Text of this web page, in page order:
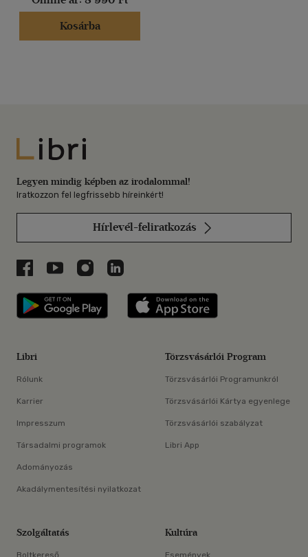
Kosárba
Libri
Legyen mindig képben az irodalommal!
Iratkozzon fel legfrissebb híreinkért!
Hírlevél-feliratkozás
Libri a Facebookon
Libri a Youtube-on
Libri az Instagramon
Libri a LinkedInen
Libri applikáció Szerezd meg: Google
Libri
Rólunk
Karrier
Impresszum
Társadalmi programok
Adományozás
Akadálymentesítési nyilatkozat
Törzsvásárlói Program
Törzsvásárlói Programunkról
Törzsvásárlói Kártya egyenlege
Törzsvásárlói szabályzat
Libri App
Szolgáltatás
Boltkereső
Kultúra
Események